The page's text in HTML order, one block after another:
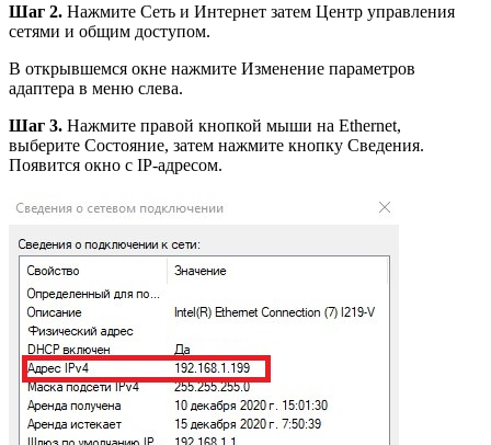
Шаг 2. Нажмите Сеть и Интернет затем Центр управления
сетями и общим доступом.
В открывшемся окне нажмите Изменение параметров
адаптера в меню слева.
Шаг 3. Нажмите правой кнопкой мыши на Ethernet,
выберите Состояние, затем нажмите кнопку Сведения.
Появится окно с IP-адресом.